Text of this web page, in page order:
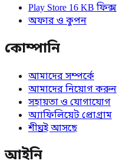
Play Store 16 KB ফিক্স
অফার ও কুপন
কোম্পানি
আমাদের সম্পর্কে
আমাদের নিয়োগ করুন
সহায়তা ও যোগাযোগ
অ্যাফিলিয়েট প্রোগ্রাম
শীঘ্রই আসছে
আইনি